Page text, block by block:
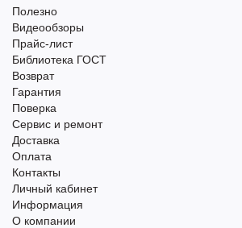
Полезно
Видеообзоры
Прайс-лист
Библиотека ГОСТ
Возврат
Гарантия
Поверка
Сервис и ремонт
Доставка
Оплата
Контакты
Личный кабинет
Информация
О компании